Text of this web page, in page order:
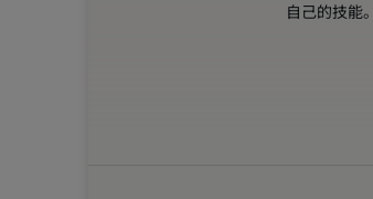
自己的技能。